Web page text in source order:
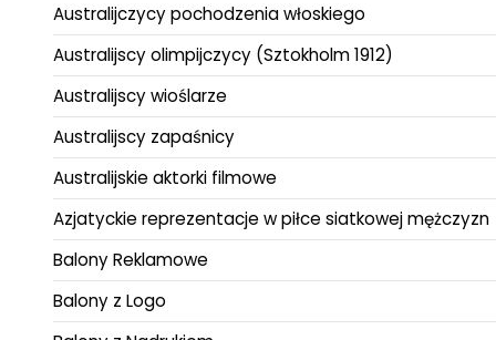
Australijczycy pochodzenia włoskiego
Australijscy olimpijczycy (Sztokholm 1912)
Australijscy wioślarze
Australijscy zapaśnicy
Australijskie aktorki filmowe
Azjatyckie reprezentacje w piłce siatkowej mężczyzn
Balony Reklamowe
Balony z Logo